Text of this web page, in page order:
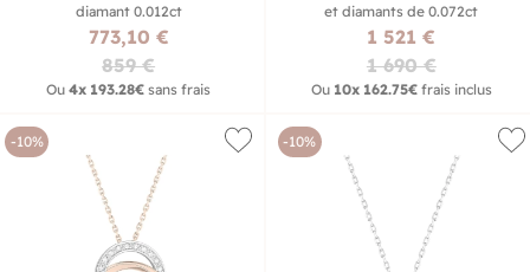
diamant 0.012ct
773,10 €
859 €
Ou4x 193.28€ sans frais
et diamants de 0.072ct
1 521 €
1 690 €
Ou 10x 162.75€frais inclus
-10% -10%